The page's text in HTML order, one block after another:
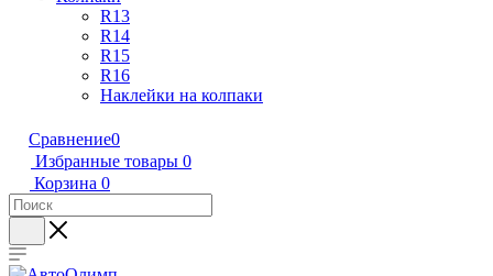
R13
R14
R15
R16
Наклейки на колпаки
Сравнение0
Избранные товары 0
Корзина 0